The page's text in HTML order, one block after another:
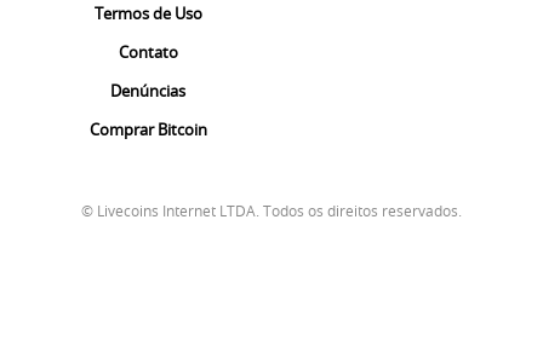
Termos de Uso
Contato
Denúncias
Comprar Bitcoin
© Livecoins Internet LTDA. Todos os direitos reservados.